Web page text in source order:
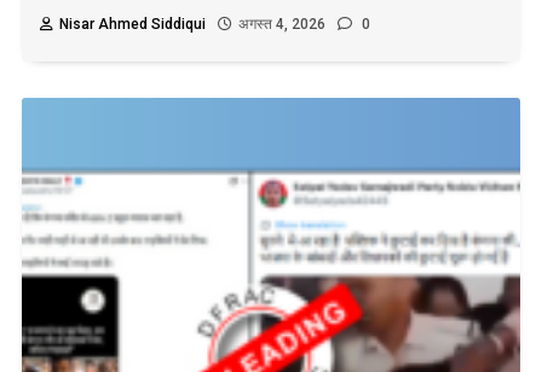
Nisar Ahmed Siddiqui
अगस्त 4, 2026 0